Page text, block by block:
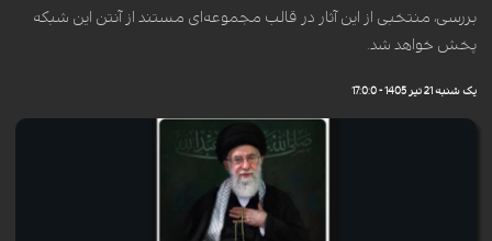
بررسی، منتخبی از این آثار در قالب مجموعه‌ای مستند از آنتن این شبکه
پخش خواهد شد.
یک شنبه 21 تیر 1405 - 17:0:0